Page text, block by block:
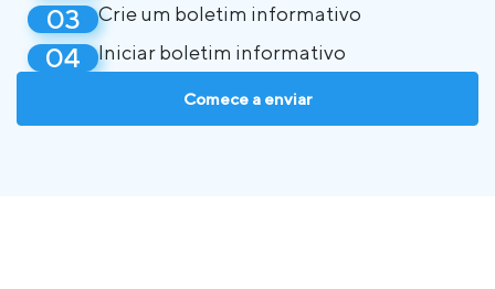
Crie um boletim informativo
Iniciar boletim informativo
Comece a enviar